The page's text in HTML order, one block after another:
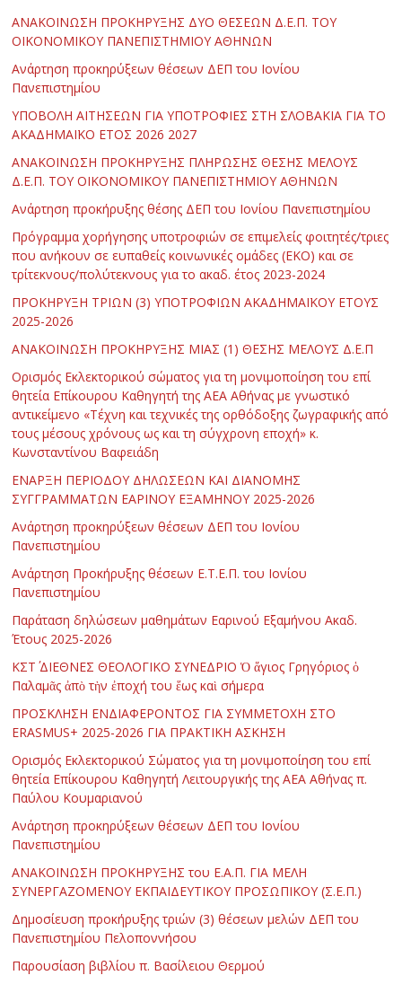
ΑΝΑΚΟΙΝΩΣΗ ΠΡΟΚΗΡΥΞΗΣ ΔΥΟ ΘΕΣΕΩΝ Δ.Ε.Π. ΤΟΥ
ΟΙΚΟΝΟΜΙΚΟΥ ΠΑΝΕΠΙΣΤΗΜΙΟΥ ΑΘΗΝΩΝ
Ανάρτηση προκηρύξεων θέσεων ΔΕΠ του Ιονίου
Πανεπιστημίου
ΥΠΟΒΟΛΗ ΑΙΤΗΣΕΩΝ ΓΙΑ ΥΠΟΤΡΟΦΙΕΣ ΣΤΗ ΣΛΟΒΑΚΙΑ ΓΙΑ ΤΟ
ΑΚΑΔΗΜΑΪΚΟ ΕΤΟΣ 2026 2027
ΑΝΑΚΟΙΝΩΣΗ ΠΡΟΚΗΡΥΞΗΣ ΠΛΗΡΩΣΗΣ ΘΕΣΗΣ ΜΕΛΟΥΣ
Δ.Ε.Π. ΤΟΥ ΟΙΚΟΝΟΜΙΚΟΥ ΠΑΝΕΠΙΣΤΗΜΙΟΥ ΑΘΗΝΩΝ
Ανάρτηση προκήρυξης θέσης ΔΕΠ του Ιονίου Πανεπιστημίου
Πρόγραμμα χορήγησης υποτροφιών σε επιμελείς φοιτητές/τριες
που ανήκουν σε ευπαθείς κοινωνικές ομάδες (ΕΚΟ) και σε
τρίτεκνους/πολύτεκνους για το ακαδ. έτος 2023-2024
ΠΡΟΚΗΡΥΞΗ ΤΡΙΩΝ (3) ΥΠΟΤΡΟΦΙΩΝ ΑΚΑΔΗΜΑΪΚΟΥ ΕΤΟΥΣ
2025-2026
ΑΝΑΚΟΙΝΩΣΗ ΠΡΟΚΗΡΥΞΗΣ ΜΙΑΣ (1) ΘΕΣΗΣ ΜΕΛΟΥΣ Δ.Ε.Π
Ορισμός Εκλεκτορικού σώματος για τη μονιμοποίηση του επί
θητεία Επίκουρου Καθηγητή της ΑΕΑ Αθήνας με γνωστικό
αντικείμενο «Τέχνη και τεχνικές της ορθόδοξης ζωγραφικής από
τους μέσους χρόνους ως και τη σύγχρονη εποχή» κ.
Κωνσταντίνου Βαφειάδη
ΕΝΑΡΞΗ ΠΕΡΙΟΔΟΥ ΔΗΛΩΣΕΩΝ ΚΑΙ ΔΙΑΝΟΜΗΣ
ΣΥΓΓΡΑΜΜΑΤΩΝ ΕΑΡΙΝΟΥ ΕΞΑΜΗΝΟΥ 2025-2026
Ανάρτηση προκηρύξεων θέσεων ΔΕΠ του Ιονίου
Πανεπιστημίου
Ανάρτηση Προκήρυξης θέσεων Ε.Τ.Ε.Π. του Ιονίου
Πανεπιστημίου
Παράταση δηλώσεων μαθημάτων Εαρινού Εξαμήνου Ακαδ.
Έτους 2025-2026
ΚΣΤ΄ ΔΙΕΘΝΕΣ ΘΕΟΛΟΓΙΚΟ ΣΥΝΕΔΡΙΟ Ὁ ἅγιος Γρηγόριος ὁ
Παλαμᾶς ἀπὸ τὴν ἐποχή του ἕως καὶ σήμερα
ΠΡΟΣΚΛΗΣΗ ΕΝΔΙΑΦΕΡΟΝΤΟΣ ΓΙΑ ΣΥΜΜΕΤΟΧΗ ΣΤΟ
ERASMUS+ 2025-2026 ΓΙΑ ΠΡΑΚΤΙΚΗ ΑΣΚΗΣΗ
Ορισμός Εκλεκτορικού Σώματος για τη μονιμοποίηση του επί
θητεία Επίκουρου Καθηγητή Λειτουργικής της ΑΕΑ Αθήνας π.
Παύλου Κουμαριανού
Ανάρτηση προκηρύξεων θέσεων ΔΕΠ του Ιονίου
Πανεπιστημίου
ΑΝΑΚΟΙΝΩΣΗ ΠΡΟΚΗΡΥΞΗΣ του Ε.Α.Π. ΓΙΑ ΜΕΛΗ
ΣΥΝΕΡΓΑΖΟΜΕΝΟΥ ΕΚΠΑΙΔΕΥΤΙΚΟΥ ΠΡΟΣΩΠΙΚΟΥ (Σ.Ε.Π.)
Δημοσίευση προκήρυξης τριών (3) θέσεων μελών ΔΕΠ του
Πανεπιστημίου Πελοποννήσου
Παρουσίαση βιβλίου π. Βασίλειου Θερμού